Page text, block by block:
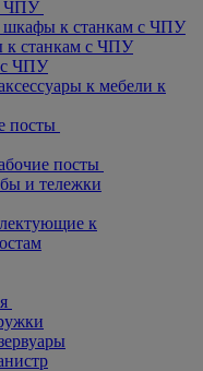
ЧПУ
шкафы к станкам с ЧПУ
к станкам с ЧПУ
с ЧПУ
к мебели к
посты
посты
и тележки
к